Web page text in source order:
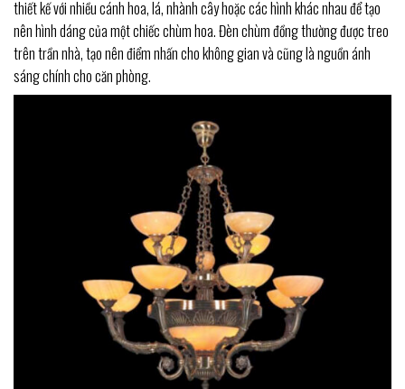
thiết kế với nhiều cánh hoa, lá, nhành cây hoặc các hình khác nhau để tạo
nên hình dáng của một chiếc chùm hoa. Đèn chùm đồng thường được treo
trên trần nhà, tạo nên điểm nhấn cho không gian và cũng là nguồn ánh
sáng chính cho căn phòng.